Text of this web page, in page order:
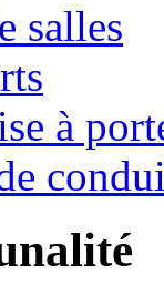
salles
à